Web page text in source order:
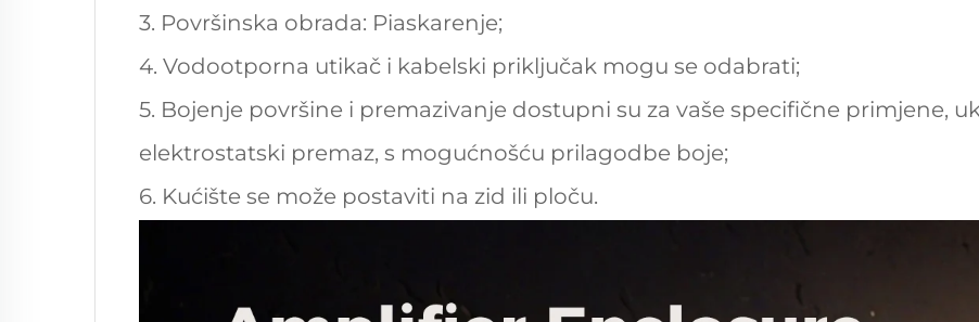
3. Površinska obrada: Piaskarenje;
4. Vodootporna utikač i kabelski priključak mogu se odabrati;
5. Bojenje površine i premazivanje dostupni su za vaše specifične primjene,
elektrostatski premaz, s mogućnošću prilagodbe boje;
6. Kućište se može postaviti na zid ili ploču.